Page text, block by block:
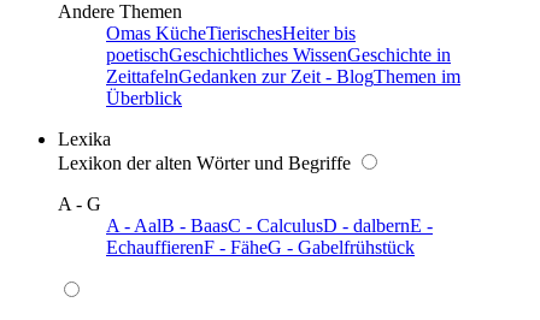
Andere Themen
Omas KücheTierischesHeiter bis
poetischGeschichtliches WissenGeschichte in
ZeittafelnGedanken zur Zeit - BlogThemen im
Überblick
Lexika
Lexikon der alten Wörter und Begriffe
A - G
A - AalB - BaasC - CalculusD - dalbernE -
EchauffierenF - FäheG - Gabelfrühstück